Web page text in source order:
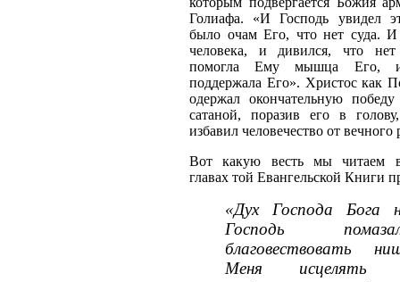
Голиафа. «И Господь увидел
было очам Его, что нет суда. И
человека, и дивился, что нет
помогла Ему мышца Его,
поддержала Его». Христос как
одержал окончательную
сатаной, поразив его в
избавил человечество от вечного
Вот какую весть мы читаем
главах той Евангельской Книги
«Дух Господа Бога
Господь
благовествовать
Меня исцелять